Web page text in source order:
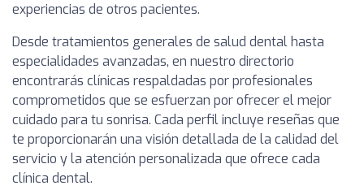
experiencias de otros pacientes.
Desde tratamientos generales de salud dental hasta
especialidades avanzadas, en nuestro directorio
encontrarás clínicas respaldadas por profesionales
comprometidos que se esfuerzan por ofrecer el mejor
cuidado para tu sonrisa. Cada perfil incluye reseñas que
te proporcionarán una visión detallada de la calidad del
servicio y la atención personalizada que ofrece cada
clínica dental.